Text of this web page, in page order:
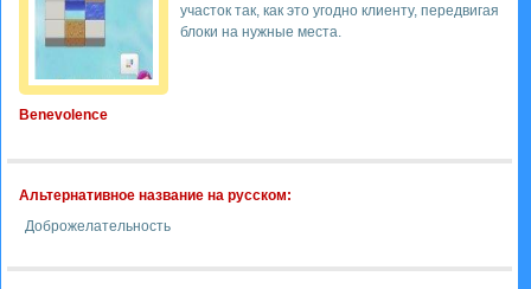
Benevolence
участок так, как это угодно клиенту, передвигая
блоки на нужные места.
Альтернативное название на русском:
Доброжелательность